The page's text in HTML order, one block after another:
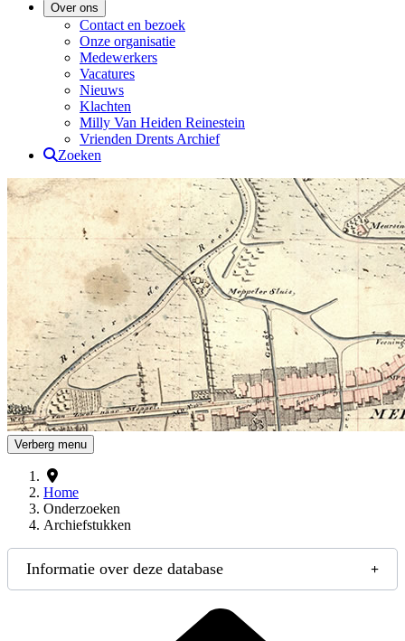
Over ons
Contact en bezoek
Onze organisatie
Medewerkers
Vacatures
Nieuws
Klachten
Milly Van Heiden Reinestein
Vrienden Drents Archief
Zoeken
Drents Archief
Verberg menu
Home
Onderzoeken
Archiefstukken
Informatie over deze database